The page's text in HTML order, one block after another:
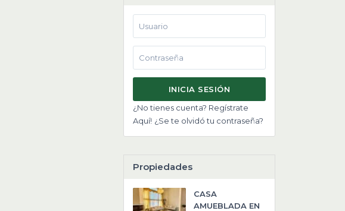
INICIA SESIÓN
¿No tienes cuenta? Regístrate
Aquí! ¿Se te olvidó tu contraseña?
Propiedades
CASA
AMUEBLADA EN